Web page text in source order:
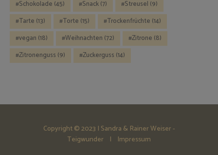
Schokolade (45) Snack(7) Streusel (9)
Tarte (13) Torte (15) Trockenfrüchte (14)
vegan (18) Weihnachten (72) Zitrone (8)
Zitronenguss (9) Zuckerguss (14)
Copyright © 2023 | Sandra & Rainer Weiser -
Teigwunder | Impressum